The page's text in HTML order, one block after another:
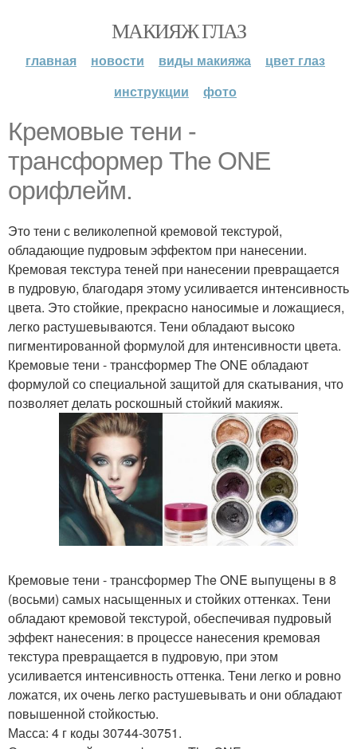
МАКИЯЖ ГЛАЗ
главная новости виды макияжа
цвет глаз
инструкции
фото
Кремовые тени -
трансформер The ONE
орифлейм.
Это тени с великолепной кремовой текстурой,
обладающие пудровым эффектом при нанесении.
Кремовая текстура теней при нанесении превращается
в пудровую, благодаря этому усиливается интенсивность
цвета. Это стойкие, прекрасно наносимые и ложащиеся,
легко растушевываются. Тени обладают высоко
пигментированной формулой для интенсивности цвета.
Кремовые тени - трансформер The ONE обладают
формулой со специальной защитой для скатывания, что
позволяет делать роскошный стойкий макияж.
Кремовые тени - трансформер The ONE выпущены в 8
(восьми) самых насыщенных и стойких оттенках. Тени
обладают кремовой текстурой, обеспечивая пудровый
эффект нанесения: в процессе нанесения кремовая
текстура превращается в пудровую, при этом
усиливается интенсивность оттенка. Тени легко и ровно
ложатся, их очень легко растушевывать и они обладают
повышенной стойкостью.
Масса: 4 г коды 30744-30751.